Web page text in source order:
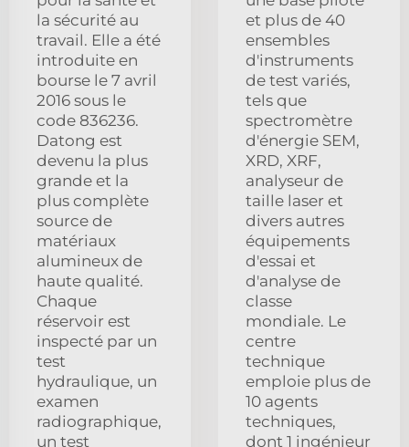
la sécurité au
travail. Elle a été
introduite en
bourse le 7 avril
2016 sous le
code 836236.
Datong est
devenu la plus
grande et la
plus complète
source de
matériaux
alumineux de
haute qualité.
Chaque
réservoir est
inspecté par un
test
hydraulique, un
examen
radiographique,
un test
et plus de 40
ensembles
d'instruments
de test variés,
tels que
spectromètre
d'énergie SEM,
XRD, XRF,
analyseur de
taille laser et
divers autres
équipements
d'essai et
d'analyse de
classe
mondiale. Le
centre
technique
emploie plus de
10 agents
techniques,
dont 1 ingénieur